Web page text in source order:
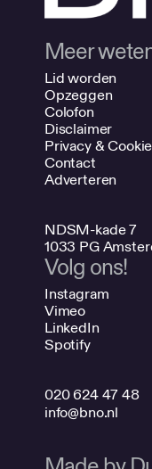
Meer
Lid worden
Opzeggen
Colofon
Disclaimer
Privacy &
Contact
Adverteren
NDSM-kade 7
1033 PG
Volg ons!
Instagram
Vimeo
LinkedIn
Spotify
020 624 47 48
info@bno.nl